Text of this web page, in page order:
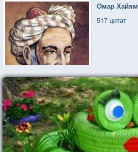
Омар Хайям
517 цитат